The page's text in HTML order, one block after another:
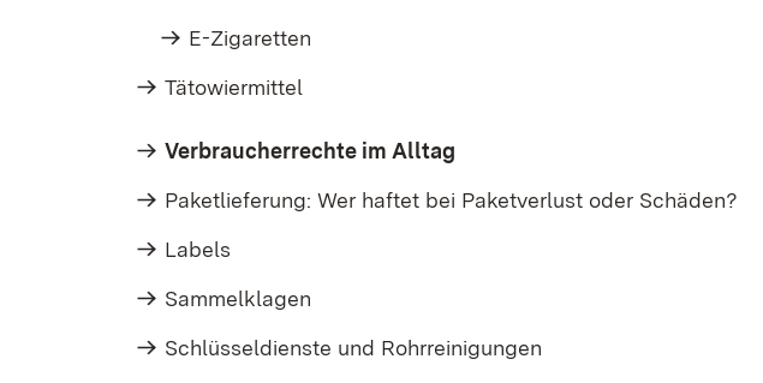
E-Zigaretten
Tätowiermittel
Verbraucherrechte im Alltag
Paketlieferung: Wer haftet bei Paketverlust oder Schäden?
Labels
Sammelklagen
Schlüsseldienste und Rohrreinigungen